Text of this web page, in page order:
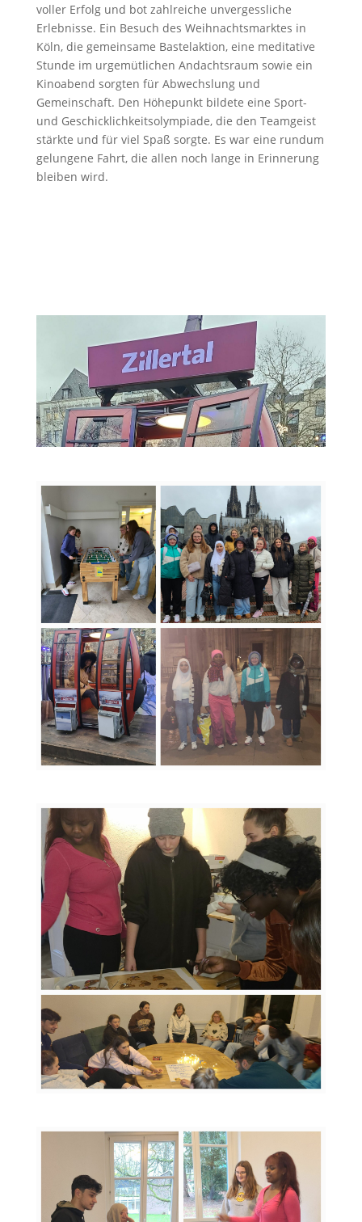
voller Erfolg und bot zahlreiche unvergessliche
Erlebnisse. Ein Besuch des Weihnachtsmarktes in
Köln, die gemeinsame Bastelaktion, eine meditative
Stunde im urgemütlichen Andachtsraum sowie ein
Kinoabend sorgten für Abwechslung und
Gemeinschaft. Den Höhepunkt bildete eine Sport-
und Geschicklichkeitsolympiade, die den Teamgeist
stärkte und für viel Spaß sorgte. Es war eine rundum
gelungene Fahrt, die allen noch lange in Erinnerung
bleiben wird.